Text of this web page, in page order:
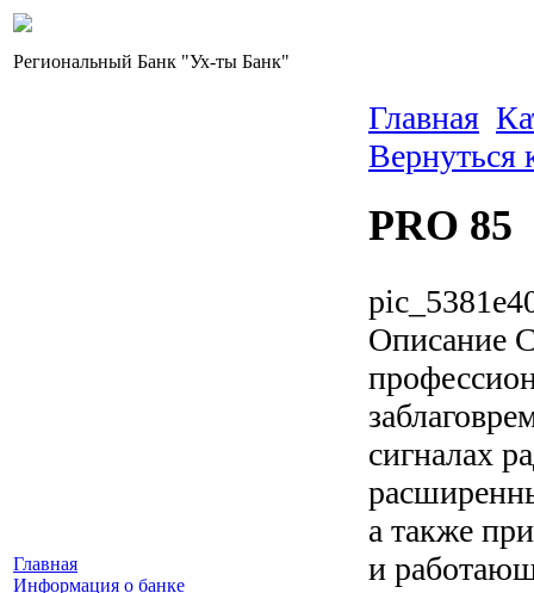
Региональный Банк "Ух-ты Банк"
Главная
Информация о банке
Главная
Вернуться
PRO 85
Описание
сигналах
а также
и